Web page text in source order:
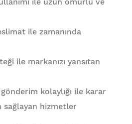
ile uzun ömürlü ve
ile zamanında
ile markanızı yansıtan
kolaylığı ile karar
sağlayan hizmetler